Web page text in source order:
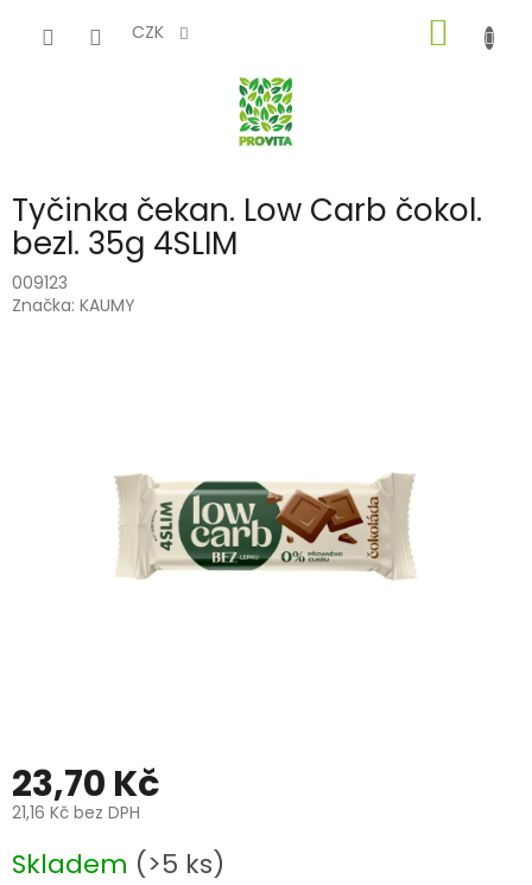
CZK
KOŠÍK
Tyčinka čekan. Low Carb čokol.
bezl. 35g 4SLIM
009123
Značka: KAUMY
23,70 Kč
21,16 Kč bez DPH
cena:
Skladem (>5 ks)